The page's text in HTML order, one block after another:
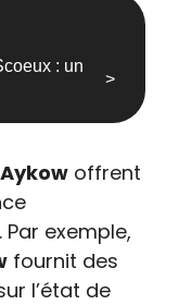
: un
Aykow offrent
exemple,
fournit des
l’état de